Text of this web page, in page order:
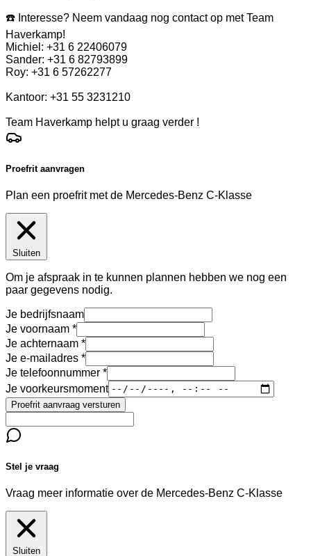
☎️ Interesse? Neem vandaag nog contact op met Team
Haverkamp!
Michiel: +31 6 22406079
Sander: +31 6 82793899
Roy: +31 6 57262277
Kantoor: +31 55 3231210
Team Haverkamp helpt u graag verder !
Proefrit aanvragen
Plan een proefrit met de Mercedes-Benz C-Klasse
Sluiten
Om je afspraak in te kunnen plannen hebben we nog een
paar gegevens nodig.
Je bedrijfsnaam
Je voornaam
Je achternaam
Je e-mailadres
Je telefoonnummer
Je voorkeursmoment
Proefrit aanvraag versturen
Stel je vraag
Vraag meer informatie over de Mercedes-Benz C-Klasse
Sluiten